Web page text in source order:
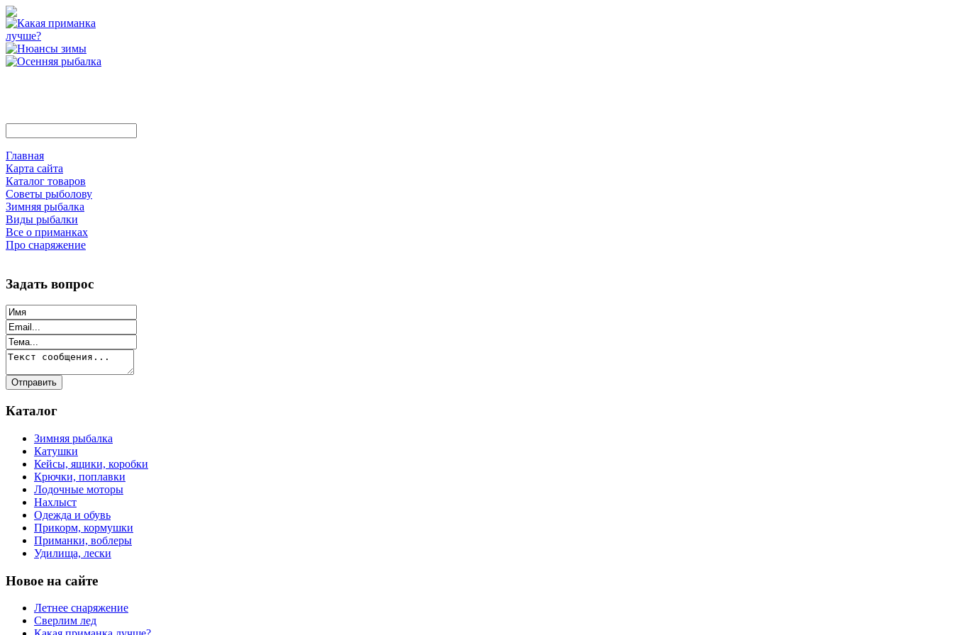
Главная
Карта сайта
Каталог товаров
Советы рыболову
Зимняя рыбалка
Виды рыбалки
Все о приманках
Про снаряжение
Задать вопрос
Каталог
Зимняя рыбалка
Катушки
Кейсы, ящики, коробки
Крючки, поплавки
Лодочные моторы
Нахлыст
Одежда и обувь
Прикорм, кормушки
Приманки, воблеры
Удилища, лески
Новое на сайте
Летнее снаряжение
Сверлим лед